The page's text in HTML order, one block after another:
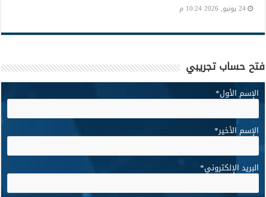
24 يونيو, 2026 10:24 م
فتح حساب تجريبي
الإسم الأول*
الإسم الأخير*
البريد الإلكتروني*